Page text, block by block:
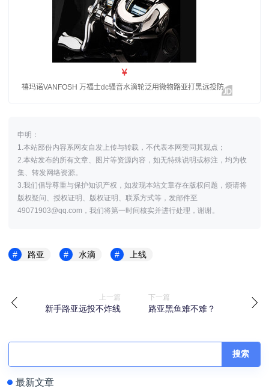
申明：
1.本站部份内容系网友自发上传与转载，不代表本网赞同其观点；
2.本站发布的所有文章、图片等资源内容，如无特殊说明或标注，均为收
集、转发网络资源。
3.我们倡导尊重与保护知识产权，如发现本站文章存在版权问题，烦请将
版权疑问、授权证明、版权证明、联系方式等，发邮件至
49071903@qq.com，我们将第一时间核实并进行处理，谢谢。
路亚 水滴 上线
上一篇
新手路亚远投不炸线
下一篇
路亚黑鱼难不难？
搜索
最新文章